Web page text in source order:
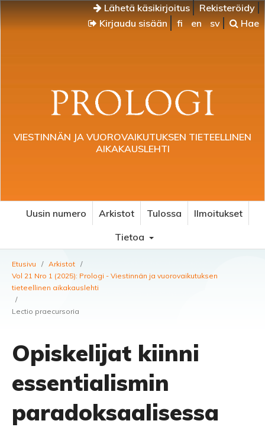
Lähetä käsikirjoitus
Rekisteröidy
Kirjaudu sisään
fi en sv Hae
VIESTINNÄN JA VUOROVAIKUTUKSEN TIETEELLINEN
AIKAKAUSLEHTI
Uusin numero Arkistot Tulossa
Ilmoitukset
Tietoa
Etusivu / Arkistot /
Vol 21 Nro 1 (2025): Prologi - Viestinnän ja vuorovaikutuksen
tieteellinen aikakauslehti
/
Lectio praecursoria
Opiskelijat kiinni
essentialismin
paradoksaalisessa